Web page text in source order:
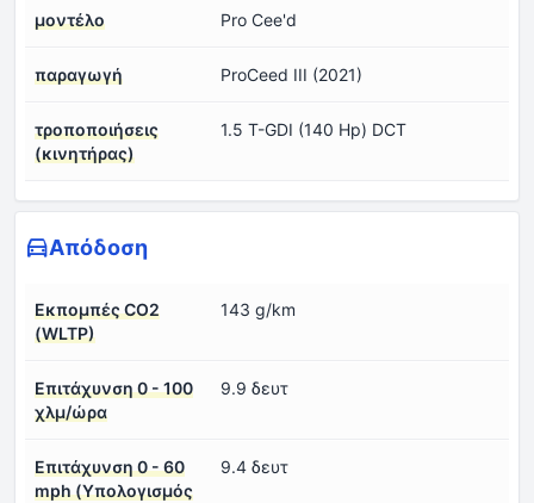
μοντέλο Pro Cee'd
παραγωγή ProCeed III (2021)
τροποποιήσεις
(κινητήρας)
1.5 T-GDI (140 Hp) DCT
Απόδοση
Εκπομπές CO2
(WLTP)
143 g/km
Επιτάχυνση 0 - 100
χλμ/ώρα
9.9 δευτ
Επιτάχυνση 0 - 60
mph (Υπολογισμός
9.4 δευτ